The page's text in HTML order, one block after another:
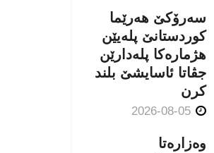
سەرۆکێ هەرێما
کوردستانێ پلەیێن
هژمارەكا پلەدارێن
جڤاتا ئاسایشێ بلند
كرن
وەزارەتا